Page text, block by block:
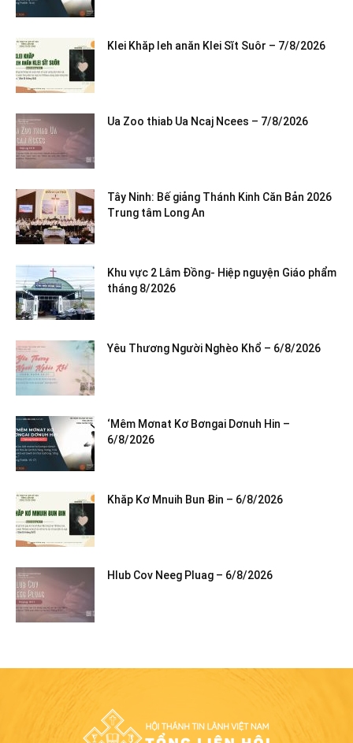
Klei Khăp leh anăn Klei Sĭt Suôr – 7/8/2026
Ua Zoo thiab Ua Ncaj Ncees – 7/8/2026
Tây Ninh: Bế giảng Thánh Kinh Căn Bản 2026
Trung tâm Long An
Khu vực 2 Lâm Đồng- Hiệp nguyện Giáo phẩm
tháng 8/2026
Yêu Thương Người Nghèo Khổ – 6/8/2026
‘Mêm Mơnat Kơ Bơngai Dơnuh Hin –
6/8/2026
Khăp Kơ Mnuih Bun Ƀin – 6/8/2026
Hlub Cov Neeg Pluag – 6/8/2026